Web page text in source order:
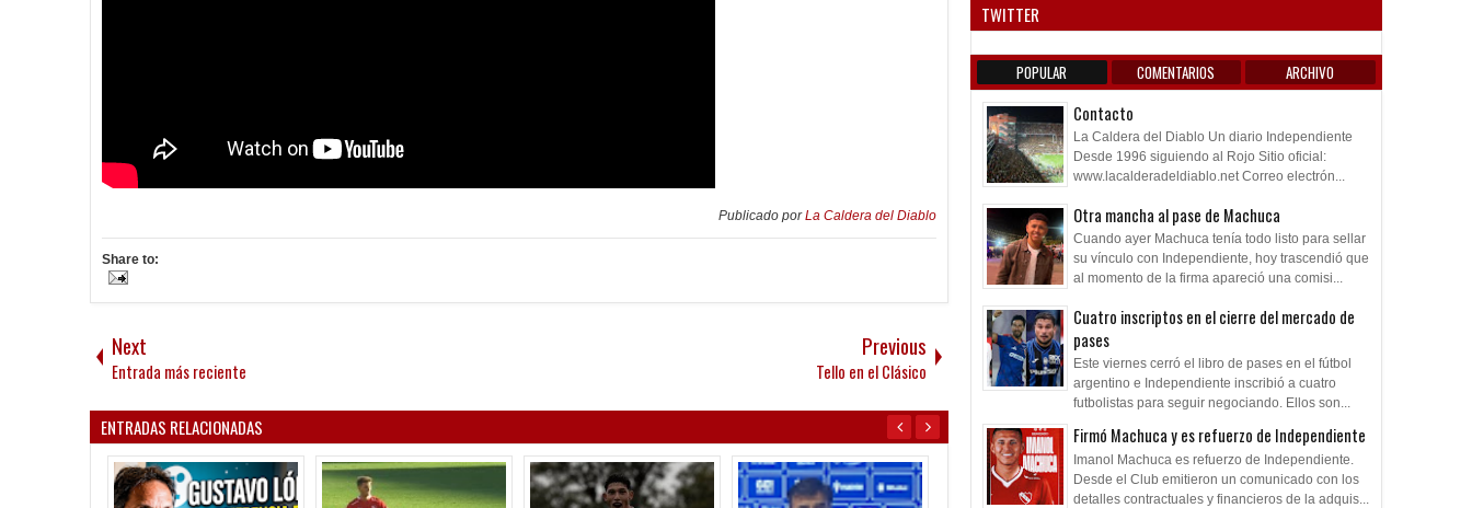
Publicado porLa Caldera del Diablo
Share to:
Next
Entrada más reciente
Previous
Tello en el Clásico
ENTRADAS RELACIONADAS
TWITTER
POPULAR COMENTARIOS ARCHIVO
Contacto
La Caldera del Diablo Un diario Independiente
Desde 1996 siguiendo al Rojo Sitio oficial:
www.lacalderadeldiablo.net Correo electrón...
Otra mancha al pase de Machuca
Cuando ayer Machuca tenía todo listo para sellar
su vínculo con Independiente, hoy trascendió que
al momento de la firma apareció una comisi...
Cuatro inscriptos en el cierre del mercado de
pases
Este viernes cerró el libro de pases en el fútbol
argentino e Independiente inscribió a cuatro
futbolistas para seguir negociando. Ellos son...
Firmó Machuca y es refuerzo de Independiente
Imanol Machuca es refuerzo de Independiente.
Desde el Club emitieron un comunicado con los
detalles contractuales y financieros de la adquis...